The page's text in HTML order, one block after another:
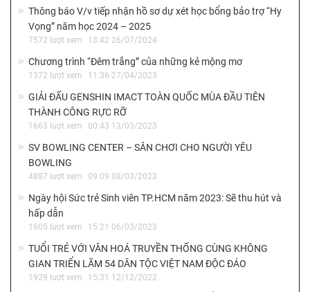
Thông báo V/v tiếp nhận hồ sơ dự xét học bổng bảo trợ “Hy
Vọng” năm học 2024 – 2025
7572 lượt xem 13:42 26/07/2024
Chương trình “Đêm trắng” của những kẻ mộng mơ
1372 lượt xem 11:36 27/04/2023
GIẢI ĐẤU GENSHIN IMACT TOÀN QUỐC MÙA ĐẦU TIÊN
THÀNH CÔNG RỰC RỠ
1663 lượt xem 00:43 13/03/2023
SV BOWLING CENTER – SÂN CHƠI CHO NGƯỜI YÊU
BOWLING
4887 lượt xem 09:09 08/03/2023
Ngày hội Sức trẻ Sinh viên TP.HCM năm 2023: Sẽ thu hút và
hấp dẫn
1605 lượt xem 15:21 06/03/2023
TUỔI TRẺ VỚI VĂN HOÁ TRUYỀN THỐNG CÙNG KHÔNG
GIAN TRIỂN LÃM 54 DÂN TỘC VIỆT NAM ĐỘC ĐÁO
1929 lượt xem 15:31 12/12/2022